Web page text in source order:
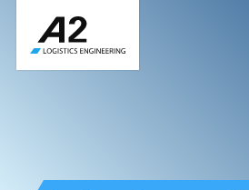
main
content